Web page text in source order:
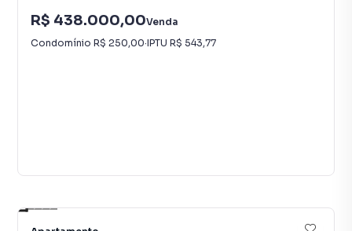
R$ 438.000,00Venda
Condomínio R$ 250,00·IPTU R$ 543,77